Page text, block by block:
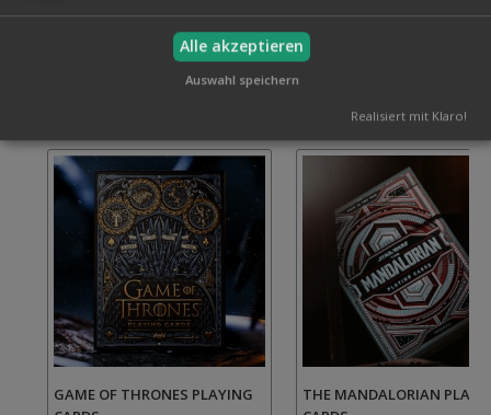
Verwandte Artikel
GAME OF THRONES PLAYING
THE MANDALORIAN
Alle akzeptieren
Auswahl speichern
Realisiert mit Klaro!